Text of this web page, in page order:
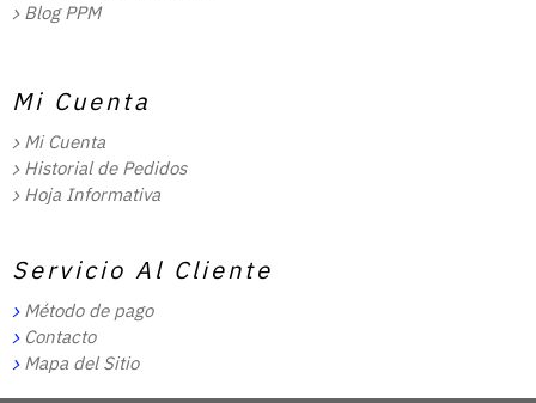
Blog PPM
Mi Cuenta
Mi Cuenta
Historial de Pedidos
Hoja Informativa
Servicio Al Cliente
Método de pago
Contacto
Mapa del Sitio